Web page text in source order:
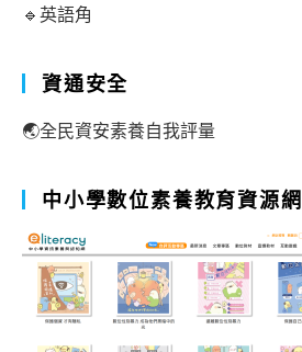
🔹英語角
資通安全
🌏全民資安素養自我評量
中小學數位素養教育資源網